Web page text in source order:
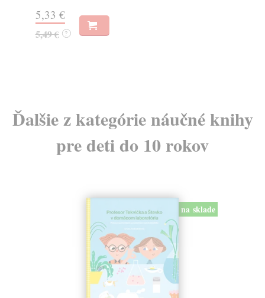
5,33 €
5,49 € ?
Ďalšie z kategórie náučné knihy
pre deti do 10 rokov
na sklade